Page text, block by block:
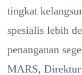
tingkat
spesialis lebih
penanganan
MARS, Direktur